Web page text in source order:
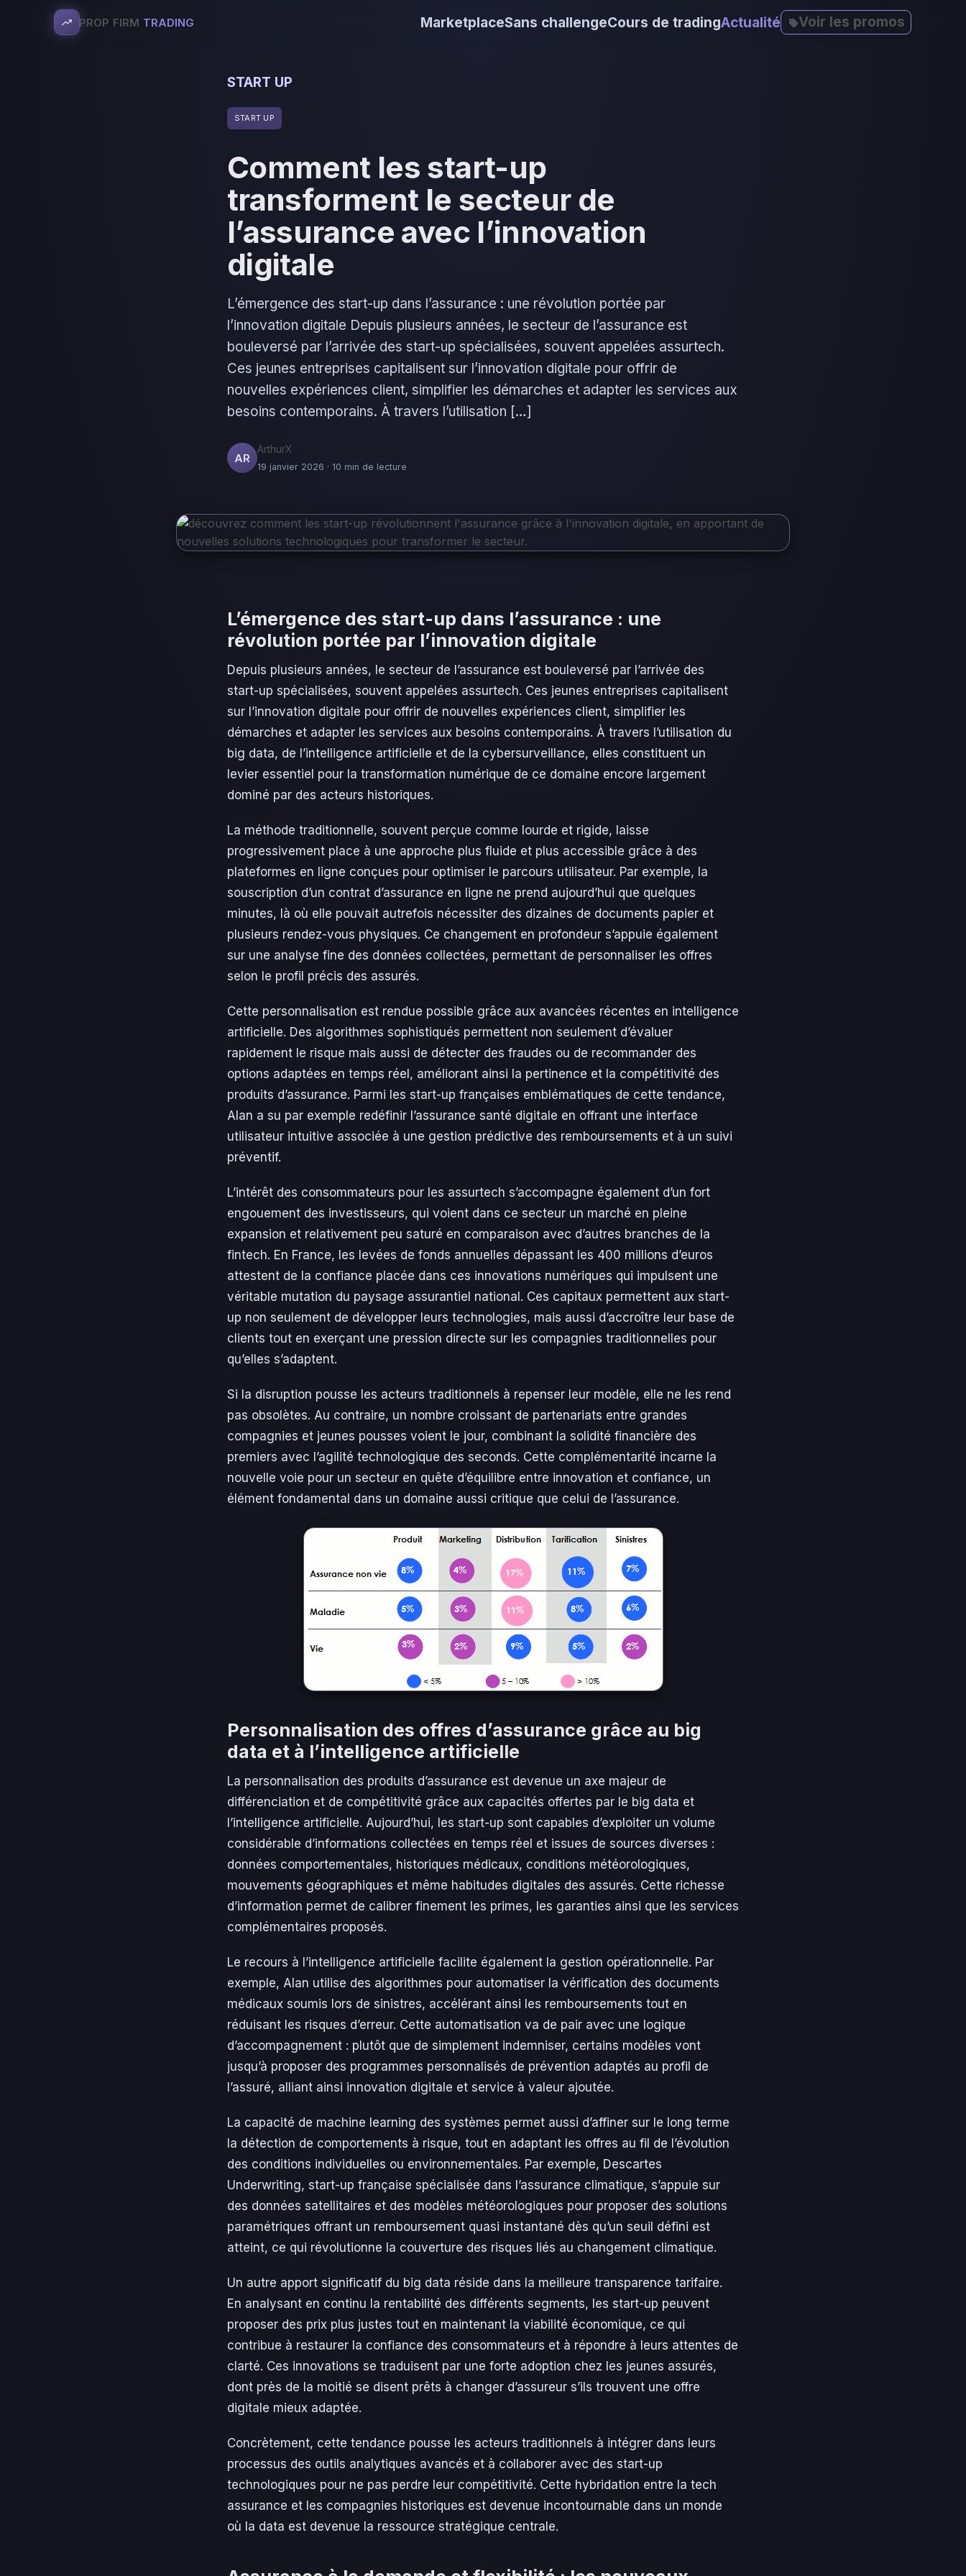
PROP FIRM TRADING MarketplaceSans challengeCours de tradingActualité Voir les promos
START UP
START UP
Comment les start-up
transforment le secteur de
l’assurance avec l’innovation
digitale
L’émergence des start-up dans l’assurance : une révolution portée par
l’innovation digitale Depuis plusieurs années, le secteur de l’assurance est
bouleversé par l’arrivée des start-up spécialisées, souvent appelées assurtech.
Ces jeunes entreprises capitalisent sur l’innovation digitale pour offrir de
nouvelles expériences client, simplifier les démarches et adapter les services aux
besoins contemporains. À travers l’utilisation […]
AR
ArthurX
19 janvier 2026 · 10 min de lecture
L’émergence des start-up dans l’assurance : une
révolution portée par l’innovation digitale
Depuis plusieurs années, le secteur de l’assurance est bouleversé par l’arrivée des
start-up spécialisées, souvent appelées assurtech. Ces jeunes entreprises capitalisent
sur l’innovation digitale pour offrir de nouvelles expériences client, simplifier les
démarches et adapter les services aux besoins contemporains. À travers l’utilisation du
big data, de l’intelligence artificielle et de la cybersurveillance, elles constituent un
levier essentiel pour la transformation numérique de ce domaine encore largement
dominé par des acteurs historiques.
La méthode traditionnelle, souvent perçue comme lourde et rigide, laisse
progressivement place à une approche plus fluide et plus accessible grâce à des
plateformes en ligne conçues pour optimiser le parcours utilisateur. Par exemple, la
souscription d’un contrat d’assurance en ligne ne prend aujourd’hui que quelques
minutes, là où elle pouvait autrefois nécessiter des dizaines de documents papier et
plusieurs rendez-vous physiques. Ce changement en profondeur s’appuie également
sur une analyse fine des données collectées, permettant de personnaliser les offres
selon le profil précis des assurés.
Cette personnalisation est rendue possible grâce aux avancées récentes en intelligence
artificielle. Des algorithmes sophistiqués permettent non seulement d’évaluer
rapidement le risque mais aussi de détecter des fraudes ou de recommander des
options adaptées en temps réel, améliorant ainsi la pertinence et la compétitivité des
produits d’assurance. Parmi les start-up françaises emblématiques de cette tendance,
Alan a su par exemple redéfinir l’assurance santé digitale en offrant une interface
utilisateur intuitive associée à une gestion prédictive des remboursements et à un suivi
préventif.
L’intérêt des consommateurs pour les assurtech s’accompagne également d’un fort
engouement des investisseurs, qui voient dans ce secteur un marché en pleine
expansion et relativement peu saturé en comparaison avec d’autres branches de la
fintech. En France, les levées de fonds annuelles dépassant les 400 millions d’euros
attestent de la confiance placée dans ces innovations numériques qui impulsent une
véritable mutation du paysage assurantiel national. Ces capitaux permettent aux start-
up non seulement de développer leurs technologies, mais aussi d’accroître leur base de
clients tout en exerçant une pression directe sur les compagnies traditionnelles pour
qu’elles s’adaptent.
Si la disruption pousse les acteurs traditionnels à repenser leur modèle, elle ne les rend
pas obsolètes. Au contraire, un nombre croissant de partenariats entre grandes
compagnies et jeunes pousses voient le jour, combinant la solidité financière des
premiers avec l’agilité technologique des seconds. Cette complémentarité incarne la
nouvelle voie pour un secteur en quête d’équilibre entre innovation et confiance, un
élément fondamental dans un domaine aussi critique que celui de l’assurance.
Personnalisation des offres d’assurance grâce au big
data et à l’intelligence artificielle
La personnalisation des produits d’assurance est devenue un axe majeur de
différenciation et de compétitivité grâce aux capacités offertes par le big data et
l’intelligence artificielle. Aujourd’hui, les start-up sont capables d’exploiter un volume
considérable d’informations collectées en temps réel et issues de sources diverses :
données comportementales, historiques médicaux, conditions météorologiques,
mouvements géographiques et même habitudes digitales des assurés. Cette richesse
d’information permet de calibrer finement les primes, les garanties ainsi que les services
complémentaires proposés.
Le recours à l’intelligence artificielle facilite également la gestion opérationnelle. Par
exemple, Alan utilise des algorithmes pour automatiser la vérification des documents
médicaux soumis lors de sinistres, accélérant ainsi les remboursements tout en
réduisant les risques d’erreur. Cette automatisation va de pair avec une logique
d’accompagnement : plutôt que de simplement indemniser, certains modèles vont
jusqu’à proposer des programmes personnalisés de prévention adaptés au profil de
l’assuré, alliant ainsi innovation digitale et service à valeur ajoutée.
La capacité de machine learning des systèmes permet aussi d’affiner sur le long terme
la détection de comportements à risque, tout en adaptant les offres au fil de l’évolution
des conditions individuelles ou environnementales. Par exemple, Descartes
Underwriting, start-up française spécialisée dans l’assurance climatique, s’appuie sur
des données satellitaires et des modèles météorologiques pour proposer des solutions
paramétriques offrant un remboursement quasi instantané dès qu’un seuil défini est
atteint, ce qui révolutionne la couverture des risques liés au changement climatique.
Un autre apport significatif du big data réside dans la meilleure transparence tarifaire.
En analysant en continu la rentabilité des différents segments, les start-up peuvent
proposer des prix plus justes tout en maintenant la viabilité économique, ce qui
contribue à restaurer la confiance des consommateurs et à répondre à leurs attentes de
clarté. Ces innovations se traduisent par une forte adoption chez les jeunes assurés,
dont près de la moitié se disent prêts à changer d’assureur s’ils trouvent une offre
digitale mieux adaptée.
Concrètement, cette tendance pousse les acteurs traditionnels à intégrer dans leurs
processus des outils analytiques avancés et à collaborer avec des start-up
technologiques pour ne pas perdre leur compétitivité. Cette hybridation entre la tech
assurance et les compagnies historiques est devenue incontournable dans un monde
où la data est devenue la ressource stratégique centrale.